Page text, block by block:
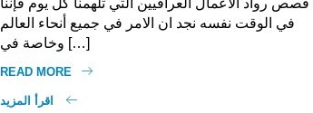
قصص رواد الأعمال العراقيين التي تلهمنا كل يوم فإننا
في الوقت نفسه نجد ان الامر في جميع أنحاء العالم
وخاصة في […]
READ MORE